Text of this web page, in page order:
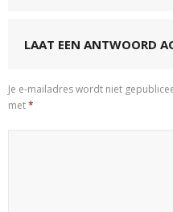
LAAT EEN ANTWOORD
Je e-mailadres wordt niet
met*